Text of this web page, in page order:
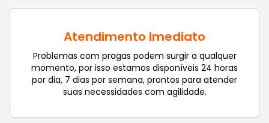
Atendimento Imediato
Problemas com pragas podem surgir a qualquer
momento, por isso estamos disponíveis 24 horas
por dia, 7 dias por semana, prontos para atender
suas necessidades com agilidade.